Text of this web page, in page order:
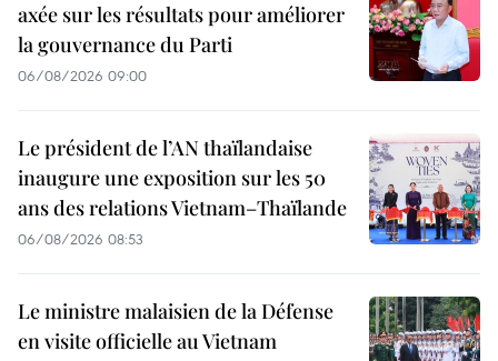
axée sur les résultats pour améliorer
la gouvernance du Parti
06/08/2026 09:00
Le président de l’AN thaïlandaise
inaugure une exposition sur les 50
ans des relations Vietnam–Thaïlande
06/08/2026 08:53
Le ministre malaisien de la Défense
en visite officielle au Vietnam